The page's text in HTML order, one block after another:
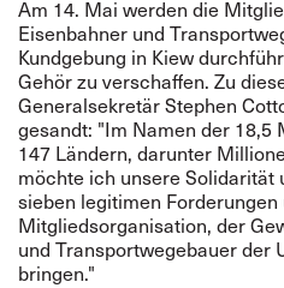
Am 14. Mai werden die
Eisenbahner und
Kundgebung in Kiew
Gehör zu verschaffen. Zu
Generalsekretär Stephen
gesandt: "Im Namen der
147 Ländern, darunter
möchte ich unsere Solidarität
sieben legitimen
Mitgliedsorganisation, der
und Transportwegebauer der
bringen."